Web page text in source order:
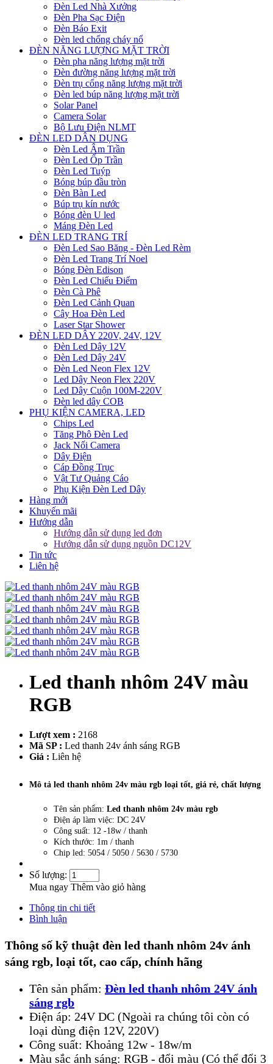
Đèn Led Nhà Xưởng
Đèn Pha Sạc Điện
Đèn Báo Exit
Đèn led chống cháy nổ
ĐÈN NĂNG LƯỢNG MẶT TRỜI
Đèn pha năng lượng mặt trời
Đèn đường năng lượng mặt trời
Đèn trụ cổng năng lượng mặt trời
Đèn led búp năng lượng mặt trời
Solar Panel
Camera Solar
Bộ Lưu Điện NLMT
ĐÈN LED DÂN DỤNG
Đèn Led Âm Trần
Đèn Led Ốp Trần
Đèn Led Tuýp
Bóng búp đầu tròn
Đèn Bàn Led
Búp trụ kín nước
Bóng đèn U led
Máng Đèn Led
ĐÈN LED TRANG TRÍ
Đèn Led Sao Băng - Đèn Led Rèm
Đèn Led Trang Trí Noel
Bóng Đèn Edison
Đèn Led Chiếu Điểm
Đèn Cà Phê
Đèn Led Cảnh Quan
Cây Hoa Đèn Led
Laser Star Shower
ĐÈN LED DÂY 220V, 24V, 12V
Đèn Led Dây 12V
Đèn Led Dây 24V
Đèn Led Neon Flex 12V
Led Dây Neon Flex 220V
Led Dây Cuộn 100M-220V
Đèn led dây COB
PHỤ KIỆN CAMERA, LED
Chips Led
Tăng Phô Đèn Led
Jack Nối Camera
Dây Điện
Cáp Đồng Trục
Vật Tư Quảng Cáo
Phụ Kiện Đèn Led Dây
Hàng mới
Khuyến mãi
Hướng dẫn
Hướng dẫn sử dụng led đơn
Hướng dẫn sử dụng nguồn DC12V
Tin tức
Liên hệ
Led thanh nhôm 24V màu
RGB
Lượt xem : 2168
Mã SP : Led thanh 24v ánh sáng RGB
Giá : Liên hệ
Mô tả led thanh nhôm 24v màu rgb loại tốt, giá rẻ, chất lượng
Tên sản phẩm: Led thanh nhôm 24v màu rgb
Điện áp làm việc: DC 24V
Công suất: 12 -18w / thanh
Kích thước: 1m / thanh
Chip led: 5054 / 5050 / 5630 / 5730
Số lượng:
Mua ngay Thêm vào giỏ hàng
Thông tin chi tiết
Bình luận
Thông số kỹ thuật đèn led thanh nhôm 24v ánh
sáng rgb, loại tốt, cao cấp, chính hãng
Tên sản phẩm: Đèn led thanh nhôm 24V ánh
sáng rgb
Điện áp: 24V DC (Ngoài ra chúng tôi còn có
loại dùng điện 12V, 220V)
Công suất: Khoảng 12w - 18w/m
Màu sắc ánh sáng: RGB - đổi màu (Có thể đổi 3